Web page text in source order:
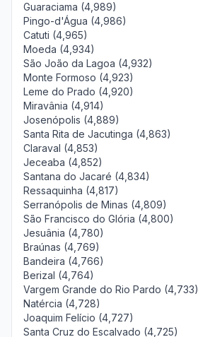
Guaraciama (4,989)
Pingo-d'Água (4,986)
Catuti (4,965)
Moeda (4,934)
São João da Lagoa (4,932)
Monte Formoso (4,923)
Leme do Prado (4,920)
Miravânia (4,914)
Josenópolis (4,889)
Santa Rita de Jacutinga (4,863)
Claraval (4,853)
Jeceaba (4,852)
Santana do Jacaré (4,834)
Ressaquinha (4,817)
Serranópolis de Minas (4,809)
São Francisco do Glória (4,800)
Jesuânia (4,780)
Braúnas (4,769)
Bandeira (4,766)
Berizal (4,764)
Vargem Grande do Rio Pardo (4,733)
Natércia (4,728)
Joaquim Felício (4,727)
Santa Cruz do Escalvado (4,725)